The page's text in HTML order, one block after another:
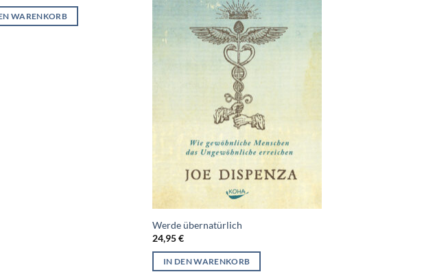
WARENKORB
Werde übernatürlich
24,95€
IN DEN WARENKORB